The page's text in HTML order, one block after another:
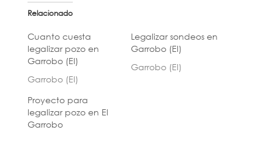
Relacionado
Cuanto cuesta
legalizar pozo en
Garrobo (El)
Garrobo (El)
Legalizar sondeos en
Garrobo (El)
Garrobo (El)
Proyecto para
legalizar pozo en El
Garrobo